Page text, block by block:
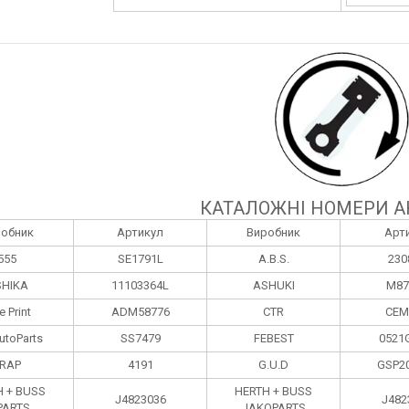
КАТАЛОЖНІ НОМЕРИ
Артикул Виробник
SE1791L A.B.S.
11103364L ASHUKI
Print
ADM58776 CTR
SS7479 FEBEST
4191 G.U.D
+ BUSS
J4823036
HERTH + BUSS